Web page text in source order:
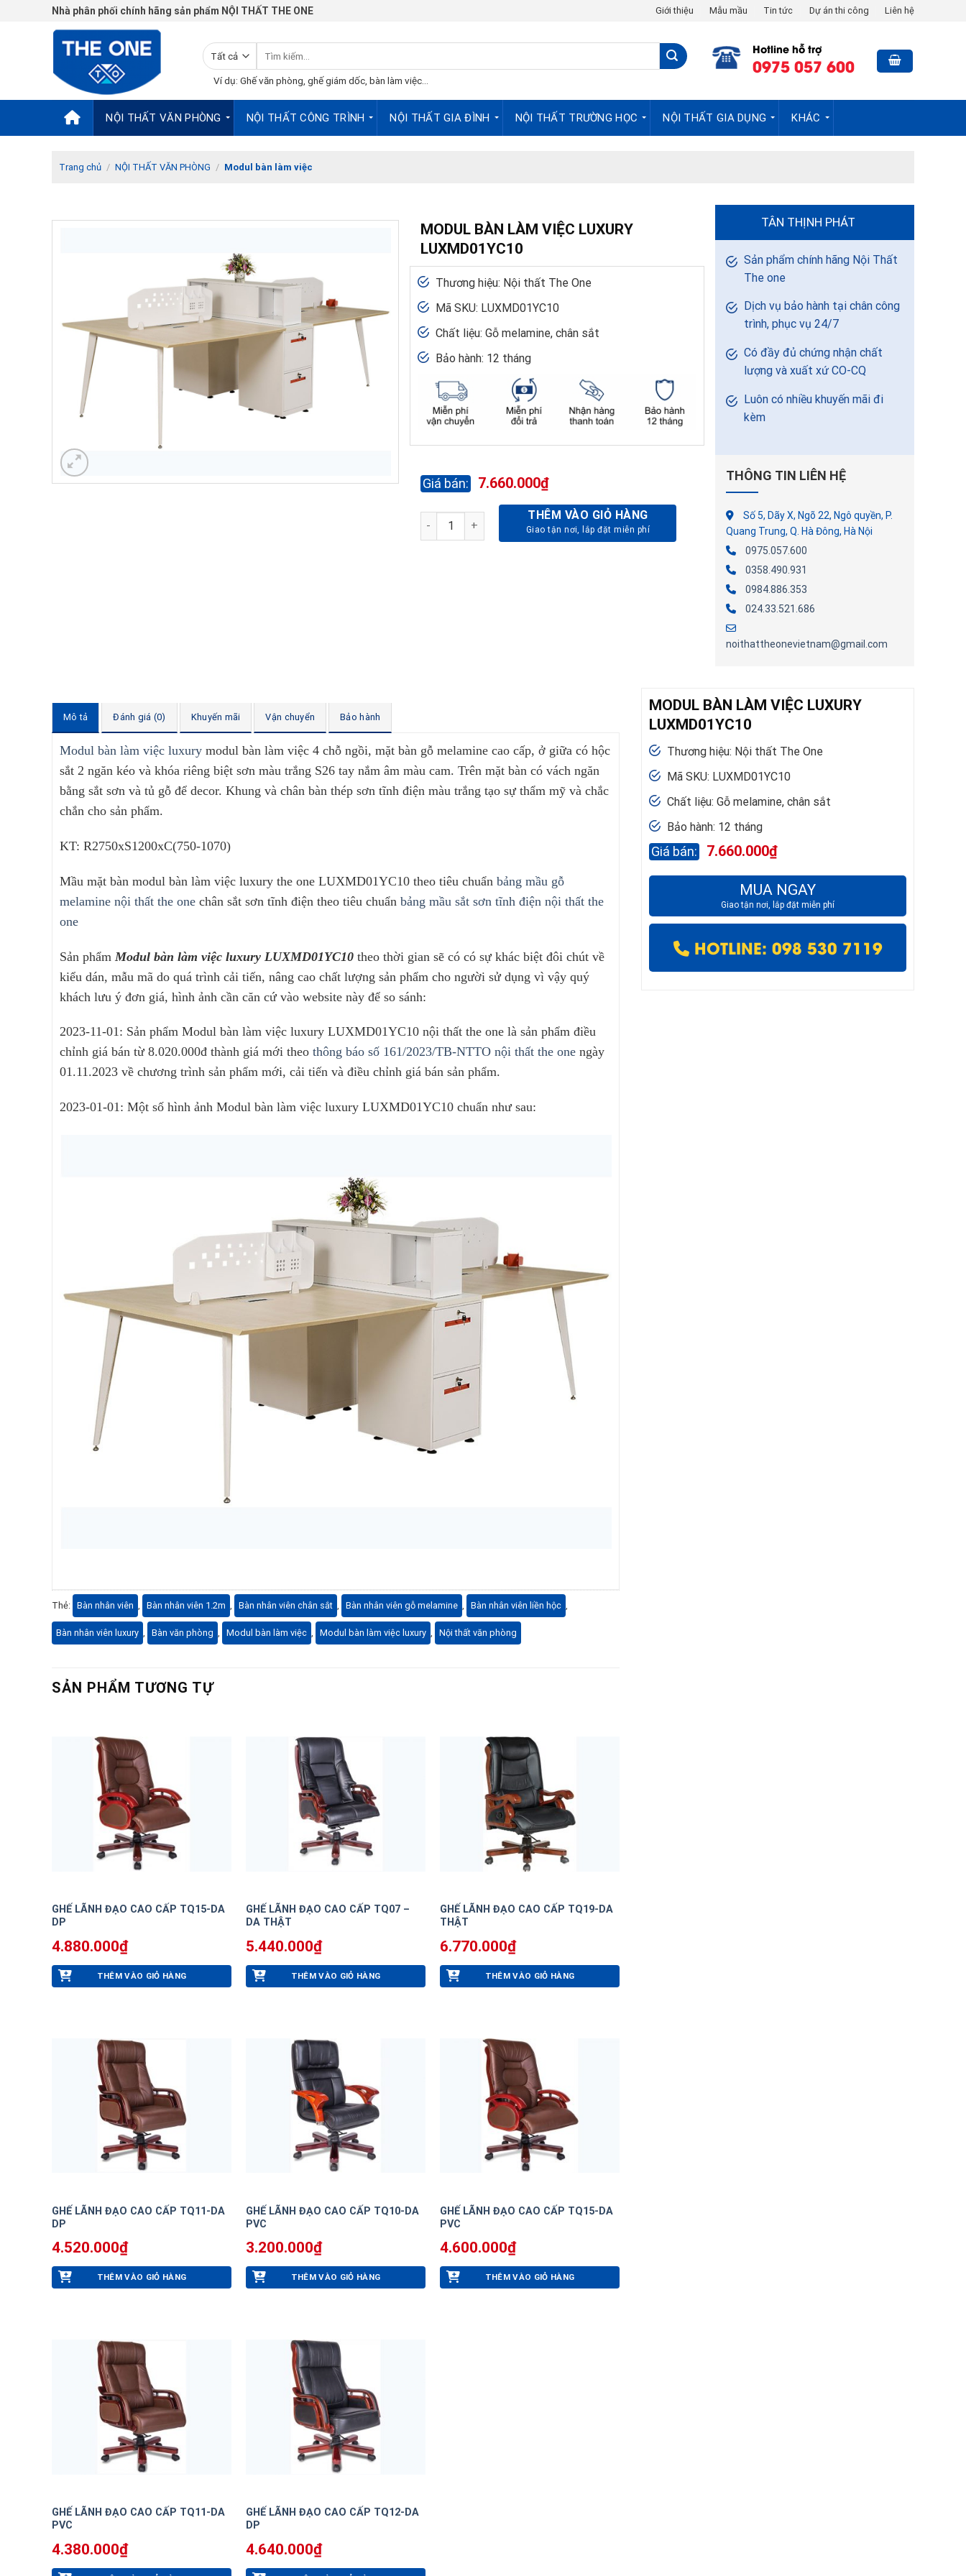
Nhà phân phối chính hãng sản phẩm NỘI THẤT THE ONE Giới thiệu Mẫu mầu Tin tức Dự án thi công Liên hệ
kiếm:
Ví dụ: Ghế văn phòng, ghế giám dốc, bàn làm việc...
Hotline hỗ trợ
0975 057 600
NỘI THẤT VĂN PHÒNG NỘI THẤT CÔNG TRÌNH NỘI THẤT GIA ĐÌNH NỘI THẤT TRƯỜNG HỌC NỘI THẤT GIA DỤNG KHÁC
Trang chủ / NỘI THẤT VĂN PHÒNG / Modul bàn làm việc
MODUL BÀN LÀM VIỆC LUXURY
LUXMD01YC10
Thương hiệu: Nội thất The One
Mã SKU: LUXMD01YC10
Chất liệu: Gỗ melamine, chân sắt
Bảo hành: 12 tháng
7.660.000₫
MODUL BÀN LÀM VIỆC LUXURY LUXMD01YC10 số lượng
THÊM VÀO GIỎ HÀNG
TÂN THỊNH PHÁT
Sản phẩm chính hãng Nội Thất
The one
Dịch vụ bảo hành tại chân công
trình, phục vụ 24/7
Có đầy đủ chứng nhận chất
lượng và xuất xứ CO-CQ
Luôn có nhiều khuyến mãi đi
kèm
THÔNG TIN LIÊN HỆ
Số 5, Dãy X, Ngõ 22, Ngô quyền, P.
Quang Trung, Q. Hà Đông, Hà Nội
0975.057.600
0358.490.931
0984.886.353
024.33.521.686
noithattheonevietnam@gmail.com
Mô tả Đánh giá (0) Khuyến mãi Vận chuyển Bảo hành
Modul bàn làm việc luxury modul bàn làm việc 4 chỗ ngồi, mặt bàn gỗ melamine cao cấp, ở giữa có hộc
sắt 2 ngăn kéo và khóa riêng biệt sơn màu trắng S26 tay nắm âm màu cam. Trên mặt bàn có vách ngăn
bằng sắt sơn và tủ gỗ để decor. Khung và chân bàn thép sơn tĩnh điện màu trắng tạo sự thẩm mỹ và chắc
chắn cho sản phẩm.
KT: R2750xS1200xC(750-1070)
Mầu mặt bàn modul bàn làm việc luxury the one LUXMD01YC10 theo tiêu chuẩn bảng mầu gỗ
melamine nội thất the one chân sắt sơn tĩnh điện theo tiêu chuẩn bảng mầu sắt sơn tĩnh điện nội thất the
one
Sản phẩm Modul bàn làm việc luxury LUXMD01YC10 theo thời gian sẽ có có sự khác biệt đôi chút về
kiểu dán, mẫu mã do quá trình cải tiến, nâng cao chất lượng sản phẩm cho người sử dụng vì vậy quý
khách lưu ý đơn giá, hình ảnh cần căn cứ vào website này để so sánh:
2023-11-01: Sản phẩm Modul bàn làm việc luxury LUXMD01YC10 nội thất the one là sản phẩm điều
chỉnh giá bán từ 8.020.000đ thành giá mới theo thông báo số 161/2023/TB-NTTO nội thất the one ngày
01.11.2023 về chương trình sản phẩm mới, cải tiến và điều chỉnh giá bán sản phẩm.
2023-01-01: Một số hình ảnh Modul bàn làm việc luxury LUXMD01YC10 chuẩn như sau:
Thẻ: Bàn nhân viên Bàn nhân viên 1.2m Bàn nhân viên chân sắt Bàn nhân viên gỗ melamine Bàn nhân viên liền hộc
Bàn nhân viên luxury Bàn văn phòng Modul bàn làm việc Modul bàn làm việc luxury Nội thất văn phòng
SẢN PHẨM TƯƠNG TỰ
GHẾ LÃNH ĐẠO CAO CẤP TQ15-DA
DP
4.880.000₫
THÊM VÀO GIỎ HÀNG
GHẾ LÃNH ĐẠO CAO CẤP TQ07 –
DA THẬT
5.440.000₫
THÊM VÀO GIỎ HÀNG
GHẾ LÃNH ĐẠO CAO CẤP TQ19-DA
THẬT
6.770.000₫
THÊM VÀO GIỎ HÀNG
GHẾ LÃNH ĐẠO CAO CẤP TQ11-DA
DP
4.520.000₫
THÊM VÀO GIỎ HÀNG
GHẾ LÃNH ĐẠO CAO CẤP TQ10-DA
PVC
3.200.000₫
THÊM VÀO GIỎ HÀNG
GHẾ LÃNH ĐẠO CAO CẤP TQ15-DA
PVC
4.600.000₫
THÊM VÀO GIỎ HÀNG
GHẾ LÃNH ĐẠO CAO CẤP TQ11-DA
PVC
4.380.000₫
GHẾ LÃNH ĐẠO CAO CẤP TQ12-DA
DP
4.640.000₫
MODUL BÀN LÀM VIỆC LUXURY
LUXMD01YC10
Thương hiệu: Nội thất The One
Mã SKU: LUXMD01YC10
Chất liệu: Gỗ melamine, chân sắt
Bảo hành: 12 tháng
7.660.000₫
MUA NGAY
Giao tận nơi, lắp đặt miễn phí
HOTLINE: 098 530 7119